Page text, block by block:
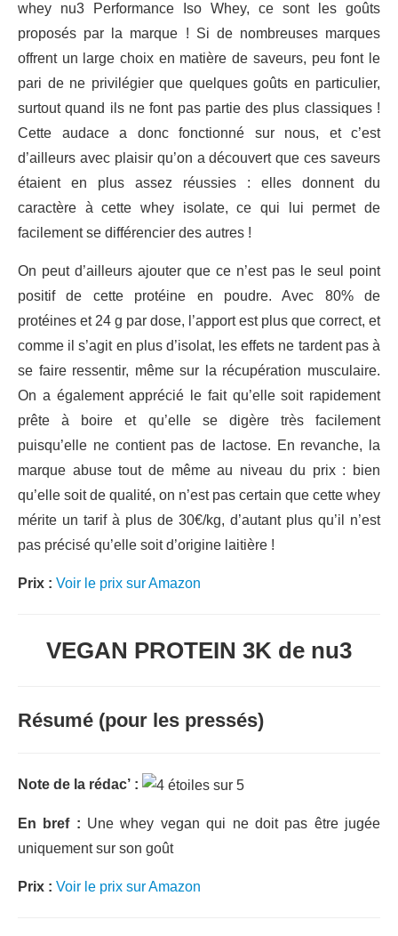
whey nu3 Performance Iso Whey, ce sont les goûts
proposés par la marque ! Si de nombreuses marques
offrent un large choix en matière de saveurs, peu font le
pari de ne privilégier que quelques goûts en particulier,
surtout quand ils ne font pas partie des plus classiques !
Cette audace a donc fonctionné sur nous, et c’est
d’ailleurs avec plaisir qu’on a découvert que ces saveurs
étaient en plus assez réussies : elles donnent du
caractère à cette whey isolate, ce qui lui permet de
facilement se différencier des autres !
On peut d’ailleurs ajouter que ce n’est pas le seul point
positif de cette protéine en poudre. Avec 80% de
protéines et 24 g par dose, l’apport est plus que correct, et
comme il s’agit en plus d’isolat, les effets ne tardent pas à
se faire ressentir, même sur la récupération musculaire.
On a également apprécié le fait qu’elle soit rapidement
prête à boire et qu’elle se digère très facilement
puisqu’elle ne contient pas de lactose. En revanche, la
marque abuse tout de même au niveau du prix : bien
qu’elle soit de qualité, on n’est pas certain que cette whey
mérite un tarif à plus de 30€/kg, d’autant plus qu’il n’est
pas précisé qu’elle soit d’origine laitière !
Prix : Voir le prix sur Amazon
VEGAN PROTEIN 3K de nu3
Résumé (pour les pressés)
Note de la rédac’ :
En bref : Une whey vegan qui ne doit pas être jugée
uniquement sur son goût
Prix : Voir le prix sur Amazon